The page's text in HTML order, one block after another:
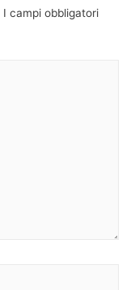
I campi obbligatori